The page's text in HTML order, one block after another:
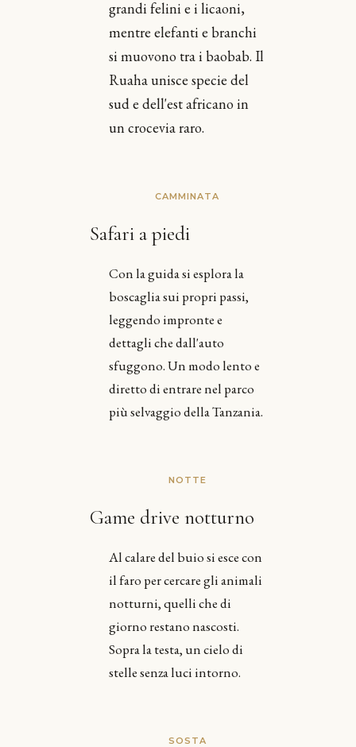
grandi felini e i licaoni,
mentre elefanti e branchi
si muovono tra i baobab. Il
Ruaha unisce specie del
sud e dell'est africano in
un crocevia raro.
CAMMINATA
Safari a piedi
Con la guida si esplora la
boscaglia sui propri passi,
leggendo impronte e
dettagli che dall'auto
sfuggono. Un modo lento e
diretto di entrare nel parco
più selvaggio della Tanzania.
NOTTE
Game drive notturno
Al calare del buio si esce con
il faro per cercare gli animali
notturni, quelli che di
giorno restano nascosti.
Sopra la testa, un cielo di
stelle senza luci intorno.
SOSTA